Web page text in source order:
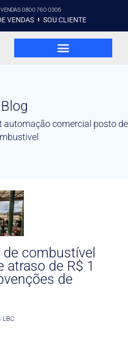
VENDAS 0800 760 0305
VENDAS SOU CLIENTE
Blog
automação comercial posto de
combustível
atraso de R$ 1
de
LBC